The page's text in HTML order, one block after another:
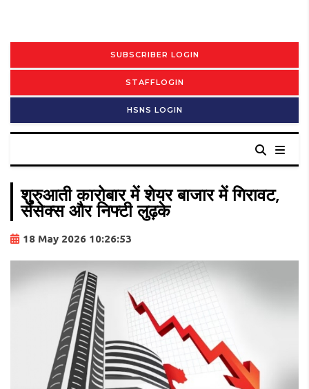
SUBSCRIBER LOGIN
STAFFLOGIN
HSNS LOGIN
शुरुआती कारोबार में शेयर बाजार में गिरावट,
सेंसेक्स और निफ्टी लुढ़के
18 May 2026 10:26:53